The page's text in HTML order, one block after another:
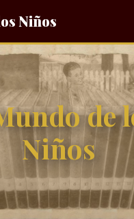
Niños
de
Niños